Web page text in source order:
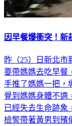
因早餐爆衝突！
昨（25）日新北市
要帶媽媽去吃早餐
手推了媽媽一把，
覺到媽媽身體不適
已經失去生命跡象
檢警帶著黃男到殯